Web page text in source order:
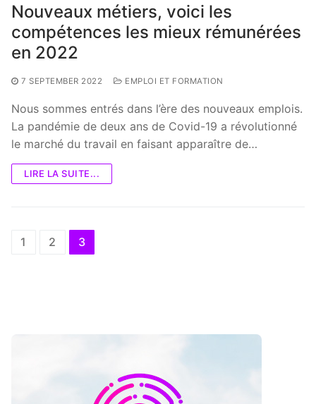
Nouveaux métiers, voici les
compétences les mieux rémunérées
en 2022
7 SEPTEMBER 2022 EMPLOI ET FORMATION
Nous sommes entrés dans l’ère des nouveaux emplois.
La pandémie de deux ans de Covid-19 a révolutionné
le marché du travail en faisant apparaître de…
LIRE LA SUITE...
Posts
1 2 3